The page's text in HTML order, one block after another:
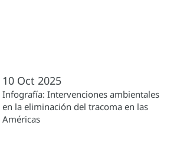
10 Oct 2025
Infografía: Intervenciones ambientales
en la eliminación del tracoma en las
Américas